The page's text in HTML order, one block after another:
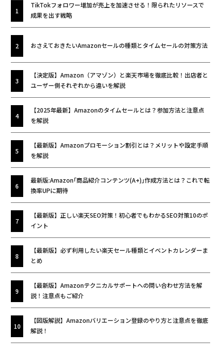
TikTokフォロワー増加が売上を加速させる！限られたリソースで
成果を出す戦略
おさえておきたいAmazonセールの種類とタイムセールの対策方法
【決定版】Amazon（アマゾン）と楽天市場を徹底比較！出店者と
ユーザー側それぞれから違いを解説
【2025年最新】Amazonのタイムセールとは？参加方法と注意点
を解説
【最新版】Amazonプロモーション割引とは？メリットや設定手順
を解説
最新版:Amazon｢商品紹介コンテンツ(A+)｣作成方法とは？これで転
換率UPに期待
【最新版】正しい楽天SEO対策！初心者でもわかるSEO対策10のポ
イント
【最新版】必ず利用したい楽天セール種類とイベントカレンダーま
とめ
【最新版】Amazonテクニカルサポートへの問い合わせ方法を解
説！注意点もご紹介
【図版解説】Amazonバリエーション登録のやり方と注意点を徹底
解説！